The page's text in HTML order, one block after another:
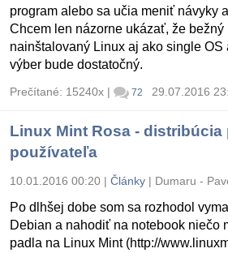
program alebo sa učia meniť návyky
Chcem len názorne ukázať, že
nainštalovaný Linux aj ako single OS
výber bude dostatočný.
Prečítané: 15240x | 72 29.07.2016
Linux Mint Rosa - distribúcia
používateľa
10.01.2016 00:20 | Články | Dumaru -
Po dlhšej dobe som sa rozhodol
Debian a nahodiť na notebook niečo
padla na Linux Mint (http://